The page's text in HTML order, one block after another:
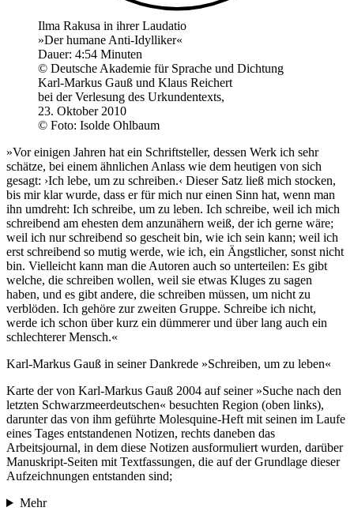
Ilma Rakusa in ihrer Laudatio
»Der humane Anti-Idylliker«
Dauer: 4:54 Minuten
© Deutsche Akademie für Sprache und Dichtung
Karl-Markus Gauß und Klaus Reichert
bei der Verlesung des Urkundentexts,
23. Oktober 2010
© Foto: Isolde Ohlbaum
»Vor einigen Jahren hat ein Schriftsteller, dessen Werk ich sehr
schätze, bei einem ähnlichen Anlass wie dem heutigen von sich
gesagt: ›Ich lebe, um zu schreiben.‹ Dieser Satz ließ mich stocken,
bis mir klar wurde, dass er für mich nur einen Sinn hat, wenn man
ihn umdreht: Ich schreibe, um zu leben. Ich schreibe, weil ich mich
schreibend am ehesten dem anzunähern weiß, der ich gerne wäre;
weil ich nur schreibend so gescheit bin, wie ich sein kann; weil ich
erst schreibend so mutig werde, wie ich, ein Ängstlicher, sonst nicht
bin. Vielleicht kann man die Autoren auch so unterteilen: Es gibt
welche, die schreiben wollen, weil sie etwas Kluges zu sagen
haben, und es gibt andere, die schreiben müssen, um nicht zu
verblöden. Ich gehöre zur zweiten Gruppe. Schreibe ich nicht,
werde ich schon über kurz ein dümmerer und über lang auch ein
schlechterer Mensch.«
Karl-Markus Gauß in seiner Dankrede »Schreiben, um zu leben«
Karte der von Karl-Markus Gauß 2004 auf seiner »Suche nach den
letzten Schwarzmeerdeutschen« besuchten Region (oben links),
darunter das von ihm geführte Molesquine-Heft mit seinen im Laufe
eines Tages entstandenen Notizen, rechts daneben das
Arbeitsjournal, in dem diese Notizen ausformuliert wurden, darüber
Manuskript-Seiten mit Textfassungen, die auf der Grundlage dieser
Aufzeichnungen entstanden sind;
Mehr